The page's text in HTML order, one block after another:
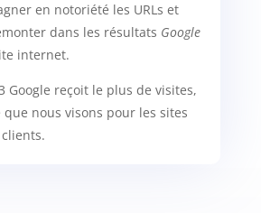
en notoriété les URLs et
dans les résultats Google
internet.
Google reçoit le plus de visites,
que nous visons pour les sites